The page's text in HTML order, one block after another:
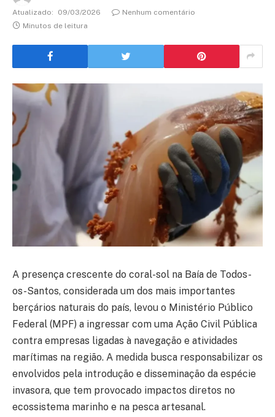
Atualizado:
09/03/2026
Nenhum comentário
Minutos de leitura
A presença crescente do coral-sol na Baía de Todos-
os-Santos, considerada um dos mais importantes
berçários naturais do país, levou o Ministério Público
Federal (MPF) a ingressar com uma Ação Civil Pública
contra empresas ligadas à navegação e atividades
marítimas na região. A medida busca responsabilizar os
envolvidos pela introdução e disseminação da espécie
invasora, que tem provocado impactos diretos no
ecossistema marinho e na pesca artesanal.